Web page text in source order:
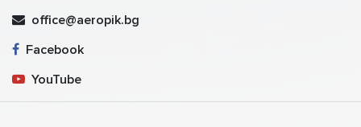
office@aeropik.bg
Facebook
YouTube